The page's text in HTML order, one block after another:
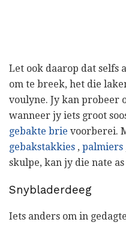
Let ook daarop dat selfs
om te breek, het die
voulyne. Jy kan probeer
wanneer jy iets groot
gebakte brie voorberei.
gebakstakkies , palmiers
skulpe, kan jy die nate
Snybladerdeeg
Iets anders om in